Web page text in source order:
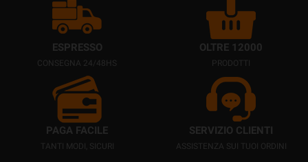
ESPRESSO
CONSEGNA 24/48HS
OLTRE 12000
PRODOTTI
PAGA FACILE
TANTI MODI, SICURI
SERVIZIO CLIENTI
ASSISTENZA SUI TUOI ORDINI